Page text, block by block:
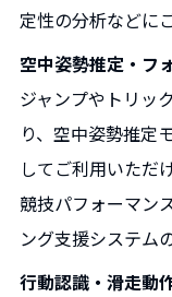
定性の分析などに
空中姿勢推定・フ
ジャンプやトリッ
り、空中姿勢推定
してご利用いただ
競技パフォーマン
ング支援システム
行動認識・滑走動